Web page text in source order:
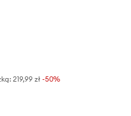
219,99 zł -50%